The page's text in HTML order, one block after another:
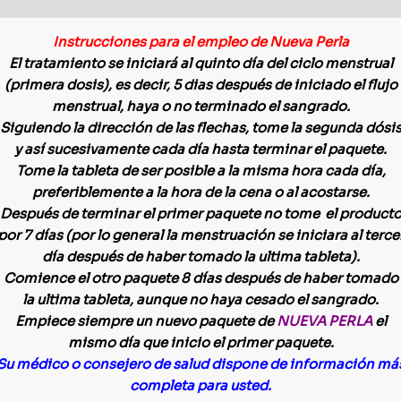
Instrucciones para el empleo de Nueva Perla
El tratamiento se iniciará al quinto día del ciclo menstrual
(primera dosis), es decir, 5 dias después de iniciado el flujo
menstrual, haya o no terminado el sangrado.
Siguiendo la dirección de las flechas, tome la segunda dósis
y así sucesivamente cada día hasta terminar el paquete.
Tome la tableta de ser posible a la misma hora cada día,
preferiblemente a la hora de la cena o al acostarse.
Después de terminar el primer paquete no tome el producto
7 días (por lo general la menstruación se iniciara al
día después de haber tomado la ultima tableta).
Comience el otro paquete 8 días después de haber tomado
la ultima tableta, aunque no haya cesado el sangrado.
Empiece siempre un nuevo paquete deNUEVA PERLAel
mismo día que inicio el primer paquete.
médico o consejero de salud dispone de información
completa para usted.